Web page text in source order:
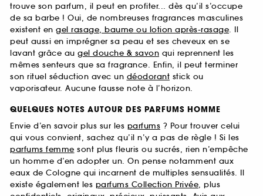
trouve son parfum, il peut en profiter... dès qu’il s’occupe
de sa barbe ! Oui, de nombreuses fragrances masculines
existent en gel rasage, baume ou lotion après-rasage. Il
peut aussi en imprégner sa peau et ses cheveux en se
lavant grâce au gel douche & savon qui reprennent les
mêmes senteurs que sa fragrance. Enfin, il peut terminer
son rituel séduction avec un déodorant stick ou
vaporisateur. Aucune fausse note à l’horizon.
QUELQUES NOTES AUTOUR DES PARFUMS HOMME
Envie d’en savoir plus sur les parfums ? Pour trouver celui
qui vous convient, sachez qu’il n’y a pas de règle ! Si les
parfums femme sont plus fleuris ou sucrés, rien n’empêche
un homme d’en adopter un. On pense notamment aux
eaux de Cologne qui incarnent de multiples sensualités. Il
existe également les parfums Collection Privée, plus